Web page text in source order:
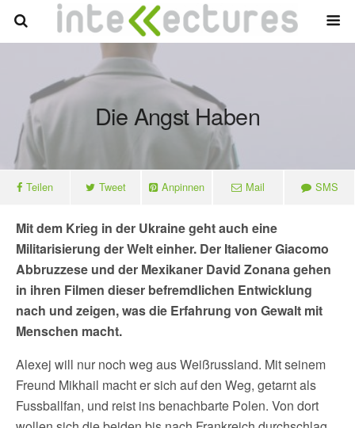
Die Angst Haben
Teilen Tweet Anpinnen Mail SMS
Mit dem Krieg in der Ukraine geht auch eine
Militarisierung der Welt einher. Der Italiener Giacomo
Abbruzzese und der Mexikaner David Zonana gehen
in ihren Filmen dieser befremdlichen Entwicklung
nach und zeigen, was die Erfahrung von Gewalt mit
Menschen macht.
Alexej will nur noch weg aus Weißrussland. Mit seinem
Freund Mikhail macht er sich auf den Weg, getarnt als
Fussballfan, und reist ins benachbarte Polen. Von dort